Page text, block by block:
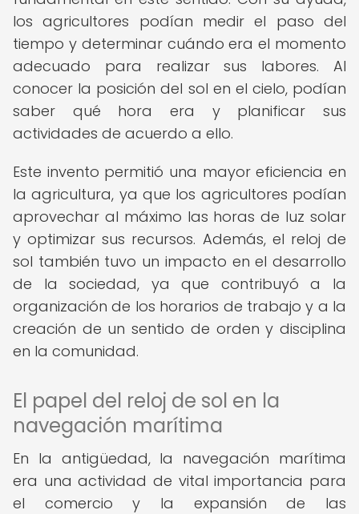
los agricultores podían medir el paso del
tiempo y determinar cuándo era el momento
adecuado para realizar sus labores. Al
conocer la posición del sol en el cielo, podían
saber qué hora era y planificar sus
actividades de acuerdo a ello.
Este invento permitió una mayor eficiencia en
la agricultura, ya que los agricultores podían
aprovechar al máximo las horas de luz solar
y optimizar sus recursos. Además, el reloj de
sol también tuvo un impacto en el desarrollo
de la sociedad, ya que contribuyó a la
organización de los horarios de trabajo y a la
creación de un sentido de orden y disciplina
en la comunidad.
El papel del reloj de sol en la
navegación marítima
En la antigüedad, la navegación marítima
era una actividad de vital importancia para
el comercio y la expansión de las